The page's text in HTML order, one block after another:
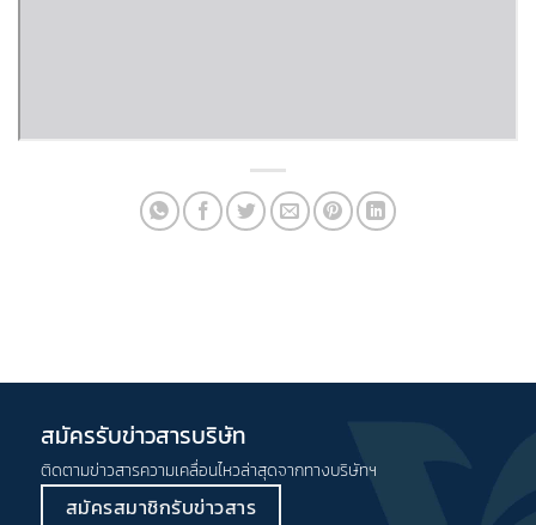
สมัครรับข่าวสารบริษัท
ติดตามข่าวสารความเคลื่อนไหวล่าสุดจากทางบริษัทฯ
สมัครสมาชิกรับข่าวสาร